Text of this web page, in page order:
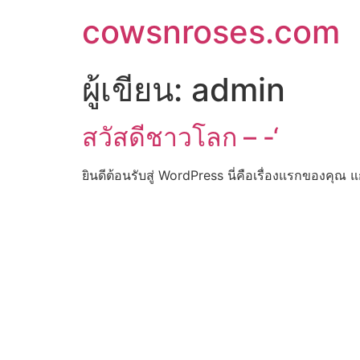
cowsnroses.com
ผู้เขียน: admin
สวัสดีชาวโลก – -‘
ยินดีต้อนรับสู่ WordPress นี่คือเรื่องแรกของคุณ